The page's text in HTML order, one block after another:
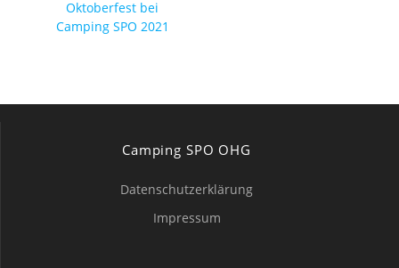
Vorheriger
Beitrag:
Oktoberfest bei
Camping SPO 2021
Camping SPO OHG
Datenschutzerklärung
Impressum